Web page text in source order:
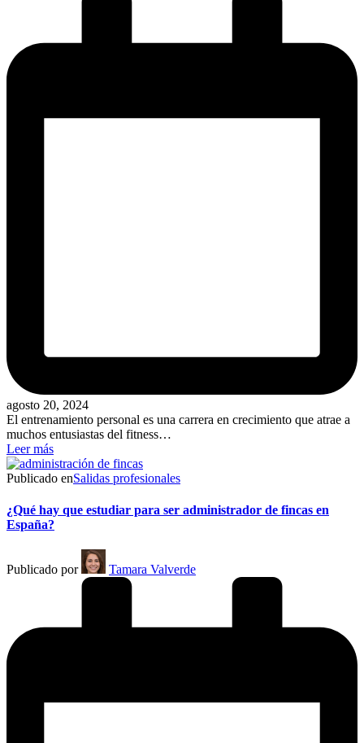
agosto 20, 2024
El entrenamiento personal es una carrera en crecimiento que atrae a
muchos entusiastas del fitness…
Leer más
Publicado enSalidas profesionales
¿Qué hay que estudiar para ser administrador de fincas en
España?
Publicado por Tamara Valverde